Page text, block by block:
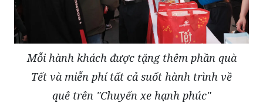
Mỗi hành khách được tặng thêm phần quà
Tết và miễn phí tất cả suốt hành trình về
quê trên "Chuyến xe hạnh phúc"